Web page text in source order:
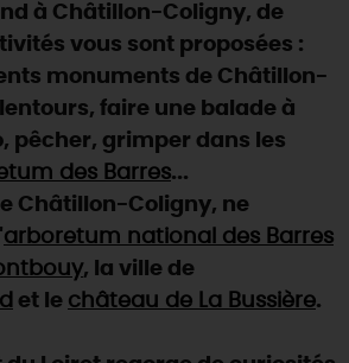
d'Art
L'ART DE VIVRE
saison de festivals 🎉
vous de la nature en 2026
en famille dans le Loiret !
animations "Loiret au fil de l'eau"
Où sortir ?
à Châtillon-Coligny, de
vous sont proposées :
monuments de Châtillon-
faire une balade à
pêcher, grimper dans les
des Barres...
Châtillon-Coligny, ne
arboretum national des Barres
, la ville de
et le château de La Bussière.